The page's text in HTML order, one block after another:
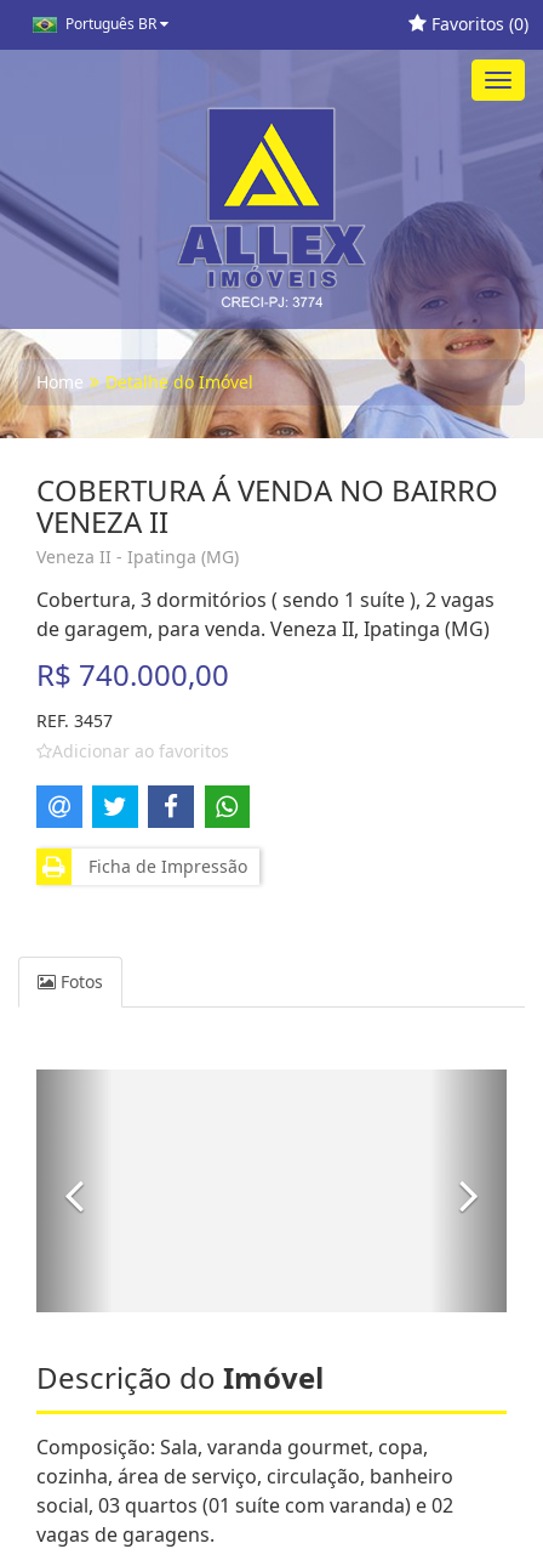
Português BR Favoritos (0)
Home Detalhe do Imóvel
COBERTURA Á VENDA NO BAIRRO
VENEZA II
Veneza II - Ipatinga (MG)
Cobertura, 3 dormitórios ( sendo 1 suíte ), 2 vagas
de garagem, para venda. Veneza II, Ipatinga (MG)
R$ 740.000,00
REF. 3457
Adicionar ao favoritos
Ficha de Impressão
Fotos
Descrição do Imóvel
Composição: Sala, varanda gourmet, copa,
cozinha, área de serviço, circulação, banheiro
social, 03 quartos (01 suíte com varanda) e 02
vagas de garagens.